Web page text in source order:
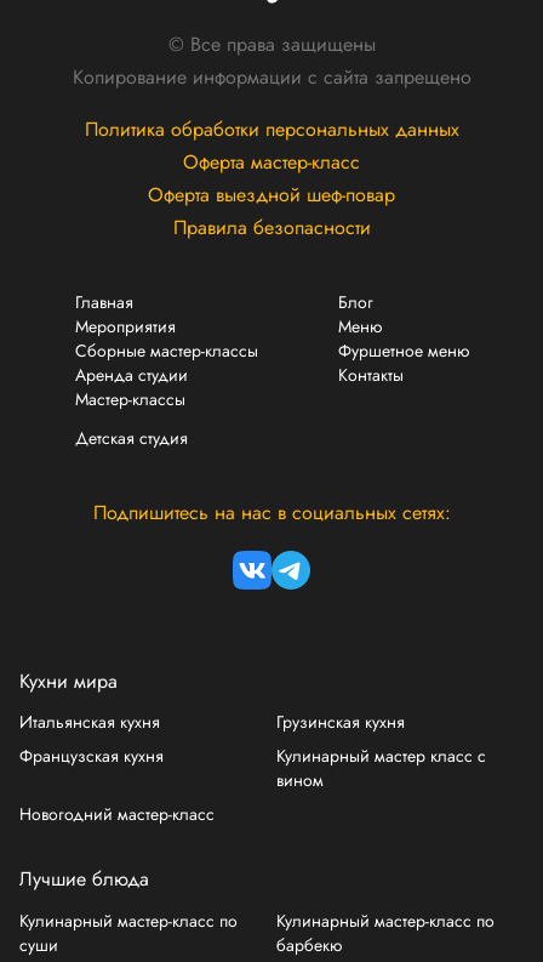
© Все права защищены
Копирование информации с сайта запрещено
Политика обработки персональных данных
Оферта мастер-класс
Оферта выездной шеф-повар
Правила безопасности
Главная
Мероприятия
Сборные мастер-классы
Аренда студии
Мастер-классы
Блог
Меню
Фуршетное меню
Контакты
Детская студия
Подпишитесь на нас в социальных сетях:
Кухни мира
Итальянская кухня
Грузинская кухня
Французская кухня
Кулинарный мастер класс с
вином
Новогодний мастер-класс
Лучшие блюда
Кулинарный мастер-класс по
суши
Кулинарный мастер-класс по
барбекю